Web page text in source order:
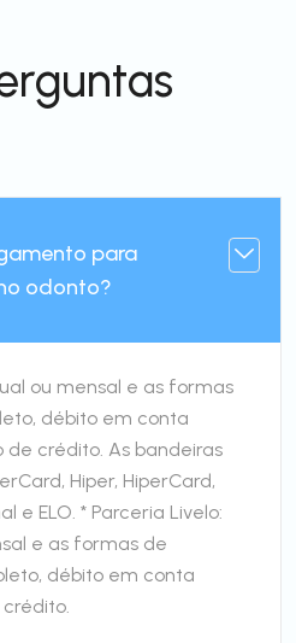
para
odonto?
ou mensal e as formas
débito em conta
crédito. As bandeiras
Hiper, HiperCard,
e ELO. * Parceria Livelo:
e as formas de
débito em conta